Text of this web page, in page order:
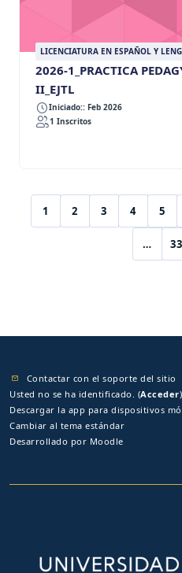
LICENCIATURA EN ESPAÑOL Y
2026-1_PRACTICA
II_EJTL
Iniciado:: Feb 2026
1 Inscritos
1
(current)
2 3 4 5
… 33
Contactar con el soporte del sitio
Usted no se ha identificado. (Acceder)
Descargar la app para dispositivos
Cambiar al tema estándar
Desarrollado por Moodle